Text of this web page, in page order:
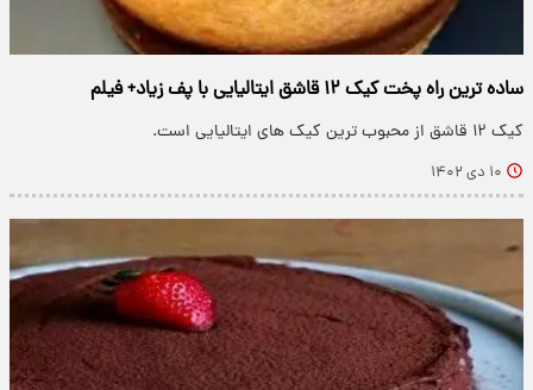
ساده ترین راه پخت کیک ۱۲ قاشق ایتالیایی با پف زیاد+ فیلم
کیک ۱۲ قاشق از محبوب ترین کیک های ایتالیایی است.
۱۰ دی ۱۴۰۲